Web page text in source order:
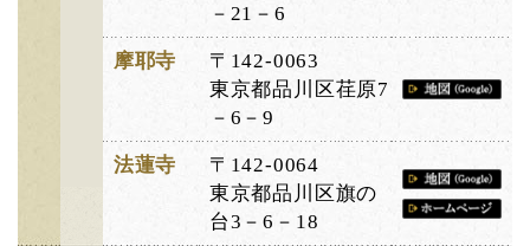
－21－6
摩耶寺
〒142-0063
東京都品川区荏原7
－6－9
法蓮寺
〒142-0064
東京都品川区旗の
台3－6－18